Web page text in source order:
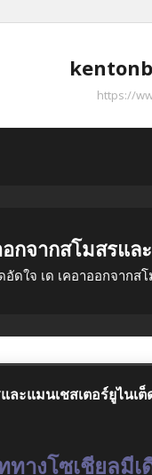
https://
กจากสโมสรแ
ดใจ เด เคอาออกจากส
ละแมนเชสเตอร์ยูไนเ
างโซเชียลมี